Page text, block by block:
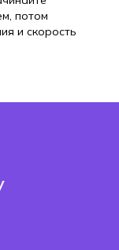
потом
и скорость